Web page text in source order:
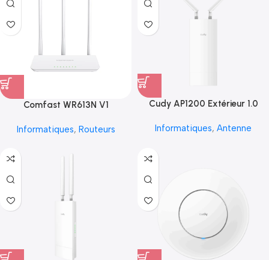
Comfast WR613N V1
Informatiques, Routeurs
Cudy AP1200 Extérieur 1.0
Informatiques, Antenne